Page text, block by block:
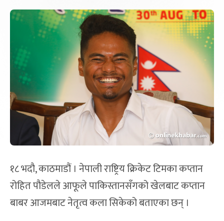
१८ भदौ, काठमाडौं । नेपाली राष्ट्रिय क्रिकेट टिमका कप्तान
रोहित पौडेलले आफूले पाकिस्तानसँगको खेलबाट कप्तान
बाबर आजमबाट नेतृत्व कला सिकेको बताएका छन् ।